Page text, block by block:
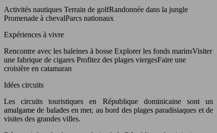
Activités nautiques Terrain de golfRandonnée dans la jungle
Promenade à chevalParcs nationaux
Expériences à vivre
Rencontre avec les baleines à bosse Explorer les fonds marinsVisiter
une fabrique de cigares Profitez des plages viergesFaire une
croisière en catamaran
Idées circuits
Les circuits touristiques en République dominicaine sont un
amalgame de balades en mer, au bord des plages paradisiaques et de
visites des grandes villes.